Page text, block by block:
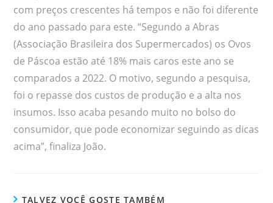
com preços crescentes há tempos e não foi diferente
do ano passado para este. “Segundo a Abras
(Associação Brasileira dos Supermercados) os Ovos
de Páscoa estão até 18% mais caros este ano se
comparados a 2022. O motivo, segundo a pesquisa,
foi o repasse dos custos de produção e a alta nos
insumos. Isso acaba pesando muito no bolso do
consumidor, que pode economizar seguindo as dicas
acima”, finaliza João.
TALVEZ VOCÊ GOSTE TAMBÉM